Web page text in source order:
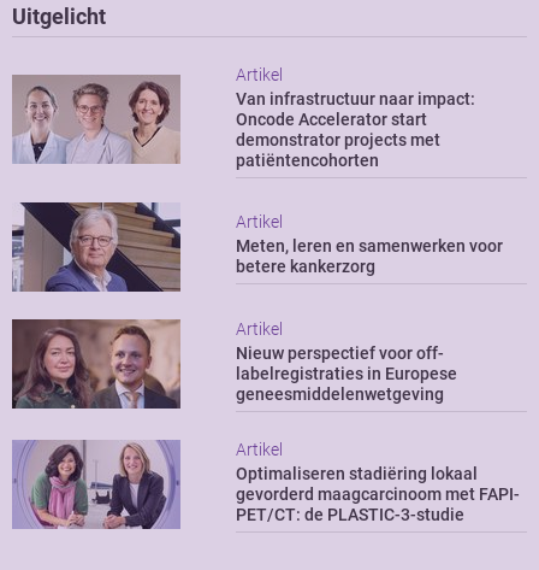
Uitgelicht
Artikel
Van infrastructuur naar impact:
Oncode Accelerator start
demonstrator projects met
patiëntencohorten
Artikel
Meten, leren en samenwerken voor
betere kankerzorg
Artikel
Nieuw perspectief voor off-
labelregistraties in Europese
geneesmiddelenwetgeving
Artikel
Optimaliseren stadiëring lokaal
gevorderd maagcarcinoom met FAPI-
PET/CT: de PLASTIC-3-studie